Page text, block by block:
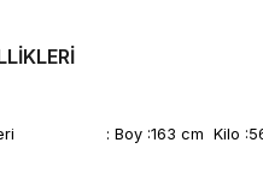
: Boy :163 cm Kilo